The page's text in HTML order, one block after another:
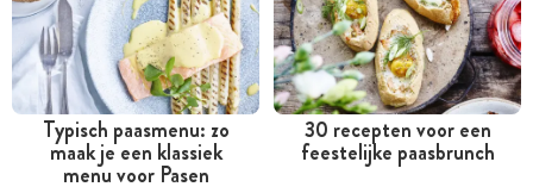
Typisch paasmenu: zo
maak je een klassiek
menu voor Pasen
30 recepten voor een
feestelijke paasbrunch